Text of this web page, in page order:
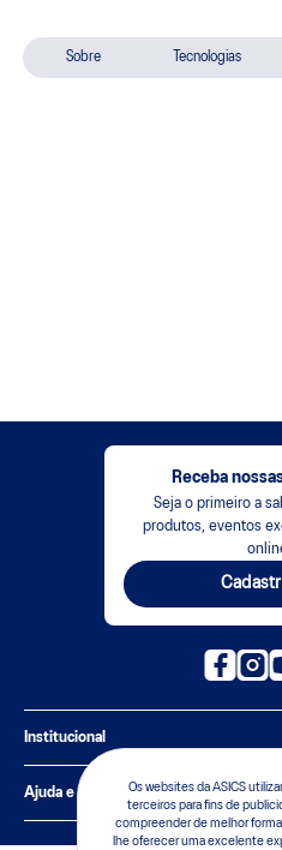
Os websites da ASICS
terceiros para fins de
compreender de melhor
lhe oferecer uma excelente
Sobre Tecnologias
Receba
Seja o primeiro a
produtos, eventos
Institucional
Política de Privacidade
Sobre a ASICS
Ajuda e suporte
Central de Relacionamento